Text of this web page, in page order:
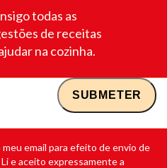
todas as
de receitas
na cozinha.
email para efeito de envio de
e aceito expressamente a